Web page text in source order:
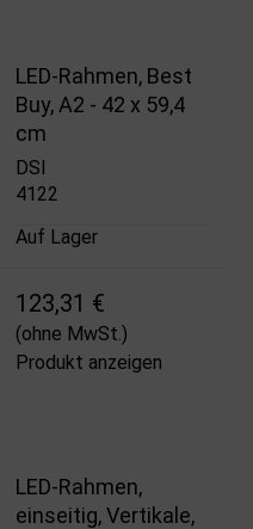
LED-Rahmen, Best
Buy, A2 - 42 x 59,4
cm
DSI
4122
Auf Lager
123,31 €
(ohne MwSt.)
Produkt anzeigen
LED-Rahmen,
einseitig, Vertikale,